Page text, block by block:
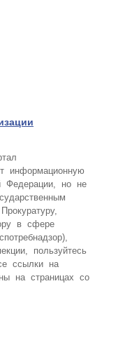
информационную
Федерации, но не
в сфере
пользуйтесь
ссылки на
на страницах со